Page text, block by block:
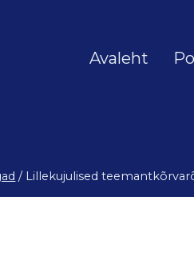
Avaleht
/ Lillekujulised